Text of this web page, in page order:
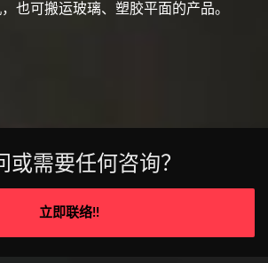
也可搬运玻璃、塑胶平面的产品。
需要任何咨询？
立即联络!!